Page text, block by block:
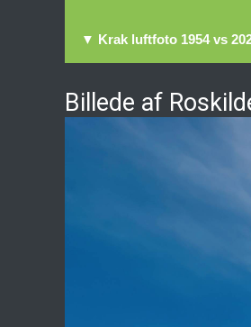
▼ Krak luftfoto 1954 vs
Billede af